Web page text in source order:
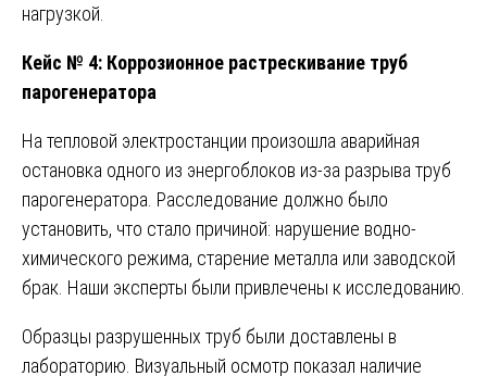
нагрузкой.
Кейс № 4: Коррозионное растрескивание труб
парогенератора
На тепловой электростанции произошла аварийная
остановка одного из энергоблоков из-за разрыва труб
парогенератора. Расследование должно было
установить, что стало причиной: нарушение водно-
химического режима, старение металла или заводской
брак. Наши эксперты были привлечены к исследованию.
Образцы разрушенных труб были доставлены в
лабораторию. Визуальный осмотр показал наличие